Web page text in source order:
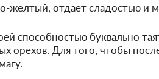
желтый, отдает сладостью и
способностью буквально
орехов. Для того, чтобы